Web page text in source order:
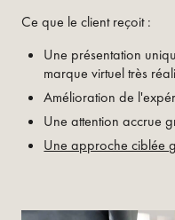
Ce que le client reçoit :
Une présentation
marque virtuel très
Amélioration de
Une attention accrue
Une approche ciblée